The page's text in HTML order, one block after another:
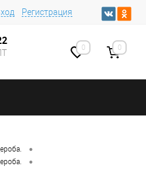
Регистрация
0 0
•
•